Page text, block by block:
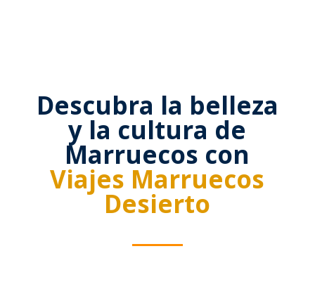
Descubra la belleza
y la cultura de
Marruecos con
Viajes Marruecos
Desierto